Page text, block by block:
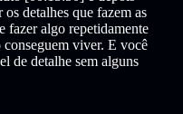
detalhes que fazem as
fazer algo repetidamente
viver. E você
de detalhe sem alguns